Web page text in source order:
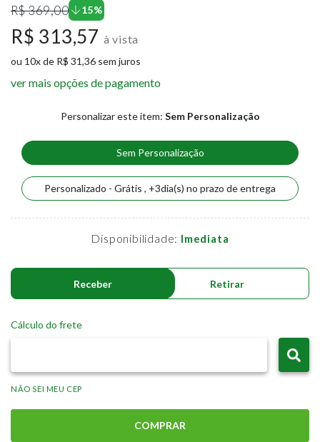
R$ 369,00 15%
R$ 313,57 à vista
ou 10x de R$ 31,36 sem juros
ver mais opções de pagamento
Personalizar este item: Sem Personalização
Sem Personalização
Personalizado - Grátis , +3dia(s) no prazo de entrega
Disponibilidade: Imediata
Receber Retirar
Cálculo do frete
NÃO SEI MEU CEP
COMPRAR